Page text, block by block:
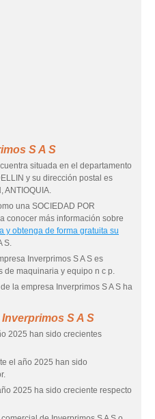
S A S
situada en el departamento
y su dirección postal es
ANTIOQUIA.
una SOCIEDAD POR
conocer más información sobre
y obtenga de forma gratuita su
S.
Inverprimos S A S es
de maquinaria y equipo n c p.
la empresa Inverprimos S A S ha
S A S
2025 han sido crecientes
el año 2025 han sido
2025 ha sido creciente respecto